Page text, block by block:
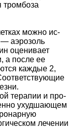
тромбоза
можно ис­
— аэрозоль
оценивает
а после ее
каждые 2,
терапии и про­
ухудшающем
лечении